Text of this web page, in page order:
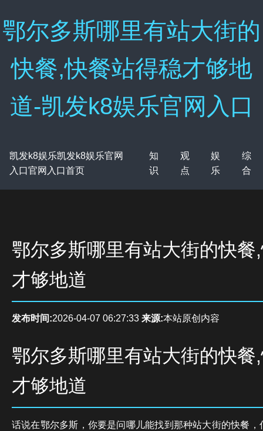
鄂尔多斯哪里有站大街的
快餐,快餐站得稳才够地
道-凯发k8娱乐官网入口
凯发k8娱乐凯发k8娱乐官网
入口官网入口首页
知
识
观
点
娱
乐
综
合
鄂尔多斯哪里有站大街的快餐
才够地道
发布时间:2026-04-07 06:27:33 来源:本站原创内容
鄂尔多斯哪里有站大街的快餐
才够地道
话说在鄂尔多斯，你要是问哪儿能找到那种站大街的快餐